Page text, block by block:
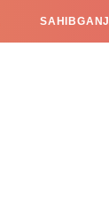
SAHIBGANJ